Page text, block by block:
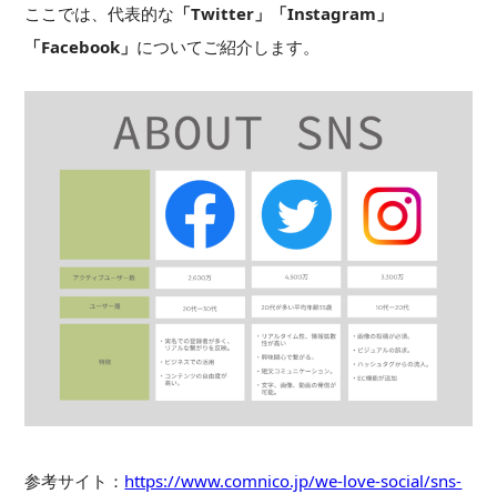
ここでは、代表的な 「Twitter」「Instagram」
「Facebook」 についてご紹介します。
参考サイト： https://www.comnico.jp/we-love-social/sns-